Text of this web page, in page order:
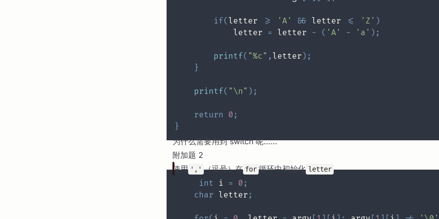
if( letter >= 'A' && letter <= 'Z' )
            letter
= letter - ( 'A' - 'a' ) ;
printf( "%c" , letter ) ;
}
printf( "\n" ) ;
return 0 ;
}
为什么需要用到 switch 呢……
附加题 2
使用 ',' （逗号）在 for 循环中初始化 letter 。
int i = 0 ;
char letter ;